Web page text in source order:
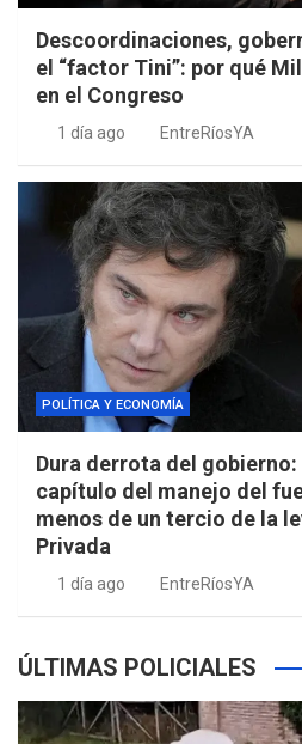
Descoordinaciones,
el “factor Tini”: por qué
en el Congreso
1 día ago EntreRíosYA
POLÍTICA Y ECONOMÍA
Dura derrota del gobierno:
capítulo del manejo del
menos de un tercio de la
Privada
1 día ago EntreRíosYA
ÚLTIMAS POLICIALES